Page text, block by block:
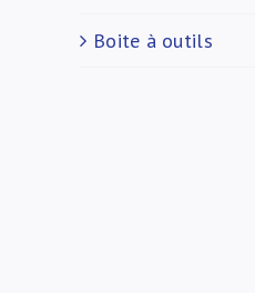
Boite à outils